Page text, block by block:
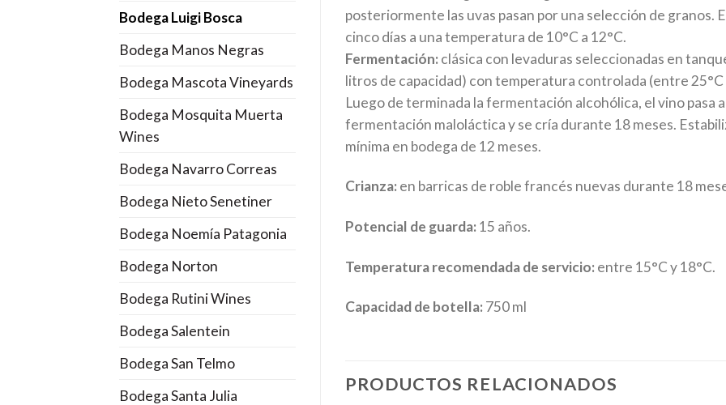
Bodega Luigi Bosca
Bodega Manos Negras
Bodega Mascota Vineyards
Bodega Mosquita Muerta
Wines
Bodega Navarro Correas
Bodega Nieto Senetiner
Bodega Noemía Patagonia
Bodega Norton
Bodega Rutini Wines
Bodega Salentein
Bodega San Telmo
Bodega Santa Julia
posteriormente las uvas pasan por una selección de granos.
cinco días a una temperatura de 10°C a 12°C.
Fermentación:clásica con levaduras seleccionadas en
litros de capacidad) con temperatura controlada (entre 25°C
Luego de terminada la fermentación alcohólica, el vino pasa
fermentación maloláctica y se cría durante 18 meses.
mínima en bodega de 12 meses.
Crianza:en barricas de roble francés nuevas durante 18
Potencial de guarda:15 años.
Temperatura recomendada de servicio:entre 15°C y 18°C.
Capacidad de botella:750 ml
PRODUCTOS RELACIONADOS